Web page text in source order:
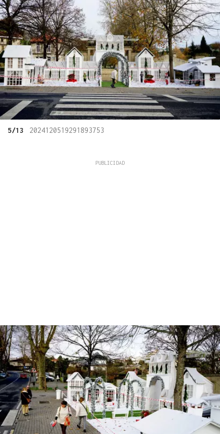
5/13 2024120519291893753